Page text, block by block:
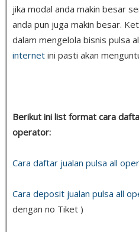
jika modal anda makin besar
anda pun juga makin besar.
dalam mengelola bisnis pulsa
internet ini pasti akan
Berikut ini list format cara
operator:
Cara daftar jualan pulsa all
Cara deposit jualan pulsa all
dengan no Tiket )